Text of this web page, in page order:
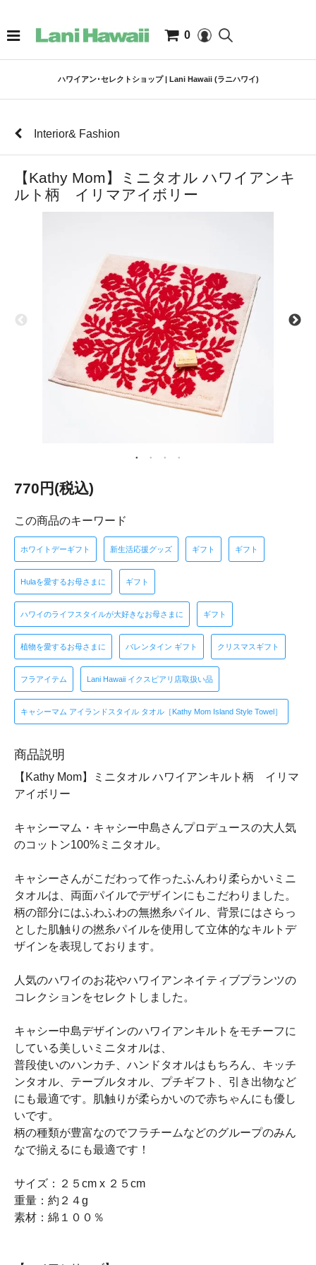
0
ハワイアン･セレクトショップ | Lani Hawaii (ラニハワイ)
Interior& Fashion
【Kathy Mom】ミニタオル ハワイアンキ
ルト柄 イリマアイボリー
770円(税込)
この商品のキーワード
ホワイトデーギフト 新生活応援グッズ ギフト ギフト
Hulaを愛するお母さまに ギフト
ハワイのライフスタイルが大好きなお母さまに ギフト
植物を愛するお母さまに バレンタイン ギフト クリスマスギフト
フラアイテム Lani Hawaii イクスピアリ店取扱い品
キャシーマム アイランドスタイル タオル［Kathy Mom Island Style Towel］
商品説明
【Kathy Mom】ミニタオル ハワイアンキルト柄 イリマ
アイボリー
キャシーマム・キャシー中島さんプロデュースの大人気
のコットン100%ミニタオル。
キャシーさんがこだわって作ったふんわり柔らかいミニ
タオルは、両面パイルでデザインにもこだわりました。
柄の部分にはふわふわの無撚糸パイル、背景にはさらっ
とした肌触りの撚糸パイルを使用して立体的なキルトデ
ザインを表現しております。
人気のハワイのお花やハワイアンネイティブプランツの
コレクションをセレクトしました。
キャシー中島デザインのハワイアンキルトをモチーフに
している美しいミニタオルは、
普段使いのハンカチ、ハンドタオルはもちろん、キッチ
ンタオル、テーブルタオル、プチギフト、引き出物など
にも最適です。肌触りが柔らかいので赤ちゃんにも優し
いです。
柄の種類が豊富なのでフラチームなどのグループのみん
なで揃えるにも最適です！
サイズ：２５cm x ２５cm
重量：約２４g
素材：綿１００％